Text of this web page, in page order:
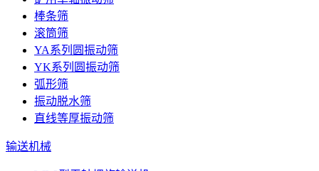
棒条筛
滚筒筛
YA系列圆振动筛
YK系列圆振动筛
弧形筛
振动脱水筛
直线等厚振动筛
输送机械